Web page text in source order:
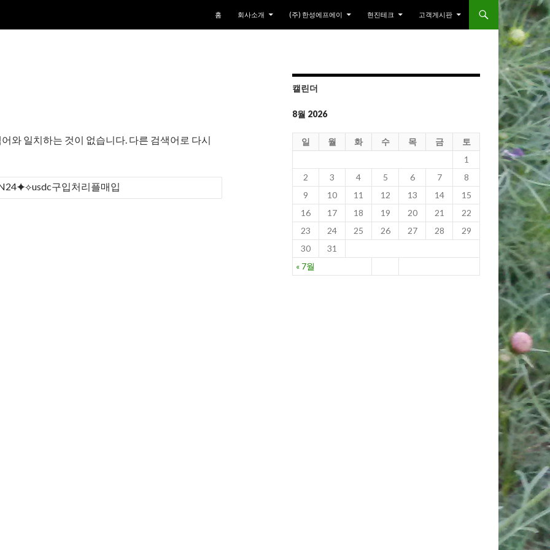
홈
회사소개 (주) 한성에프에이 현진테크 고객게시판
와 일치하는 것이 없습니다. 다른 검색어로 다시
캘린더
8월 2026
일 월 화 수 목 금 토
« 7월
1
2
3 4 5 6 7
8
9
10 11 12 13 14
15
16
17 18 19 20 21
22
23
24 25 26 27 28
29
30
31